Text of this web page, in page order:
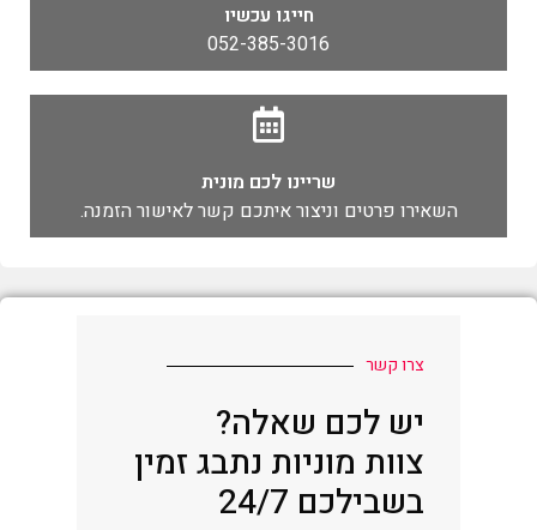
חייגו עכשיו
052-385-3016
שריינו לכם מונית
השאירו פרטים וניצור איתכם קשר לאישור הזמנה.
צרו קשר
יש לכם שאלה?
צוות מוניות נתבג זמין
בשבילכם 24/7